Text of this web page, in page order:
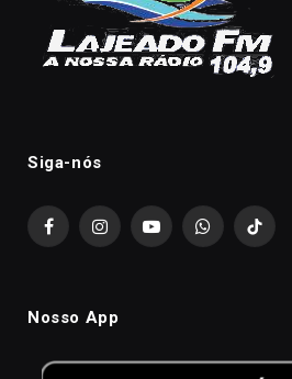
Siga-nós
FacebookInstagramYouTubeWhatsAppTikTok
Nosso App